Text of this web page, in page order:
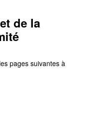
de la
pages suivantes à